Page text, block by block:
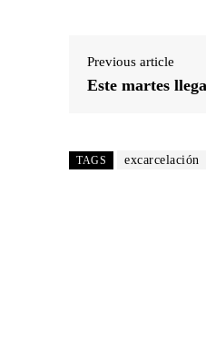
Previous article
Este martes
TAGS excarcelación